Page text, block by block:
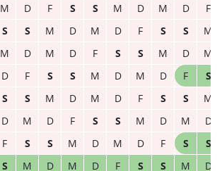
M D F S S M D M D
F
S S M D M D F S S
M
M D M D F S S M D
M
D F S S M D M D F
S
S S M D M D F S S
M
D M D F S S M D M
D
F S S M D M D F S
S
S M D M D F S S M D